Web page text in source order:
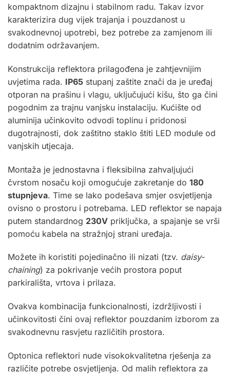
kompaktnom dizajnu i stabilnom radu. Takav izvor
karakterizira dug vijek trajanja i pouzdanost u
svakodnevnoj upotrebi, bez potrebe za zamjenom ili
dodatnim održavanjem.
Konstrukcija reflektora prilagođena je zahtjevnijim
uvjetima rada. IP65 stupanj zaštite znači da je uređaj
otporan na prašinu i vlagu, uključujući kišu, što ga čini
pogodnim za trajnu vanjsku instalaciju. Kućište od
aluminija učinkovito odvodi toplinu i pridonosi
dugotrajnosti, dok zaštitno staklo štiti LED module od
vanjskih utjecaja.
Montaža je jednostavna i fleksibilna zahvaljujući
čvrstom nosaču koji omogućuje zakretanje do 180
stupnjeva. Time se lako podešava smjer osvjetljenja
ovisno o prostoru i potrebama. LED reflektor se napaja
putem standardnog 230V priključka, a spajanje se vrši
pomoću kabela na stražnjoj strani uređaja.
Možete ih koristiti pojedinačno ili nizati (tzv. daisy-
chaining) za pokrivanje većih prostora poput
parkirališta, vrtova i prilaza.
Ovakva kombinacija funkcionalnosti, izdržljivosti i
učinkovitosti čini ovaj reflektor pouzdanim izborom za
svakodnevnu rasvjetu različitih prostora.
Optonica reflektori nude visokokvalitetna rješenja za
različite potrebe osvjetljenja. Od malih reflektora za